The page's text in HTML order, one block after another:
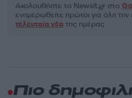
Ακολουθήστε το Νewsit.gr στο
ενημερωθείτε πρώτοι για όλη
τελευταία νέα της ημέρας
Πιο